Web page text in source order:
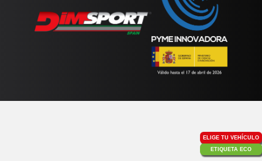
ELIGE TU VEHÍCULO
ETIQUETA ECO